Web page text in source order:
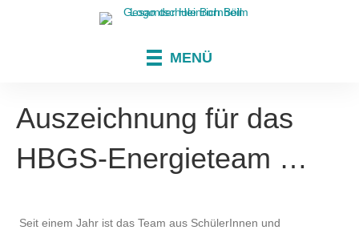
MENÜ
Auszeichnung für das
HBGS-Energieteam …
Seit einem Jahr ist das Team aus SchülerInnen und